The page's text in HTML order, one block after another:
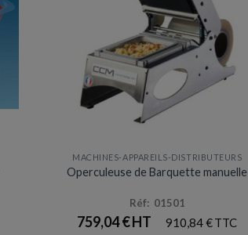
du
produit
MACHINES-APPAREILS-DISTRIBUTEURS
Operculeuse de Barquette manuelle
Réf: 01501
759,04€ 910,84€